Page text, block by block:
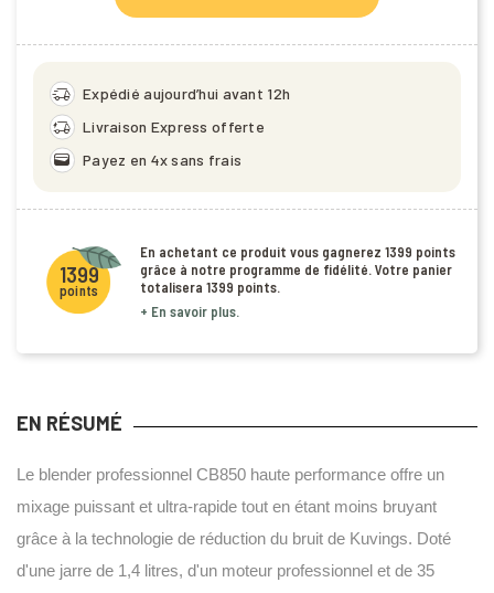
delivery_truck_speed Expédié aujourd’hui avant 12h
delivery_truck_bolt Livraison Express offerte
wallet Payez en 4x sans frais
1399
points
En achetant ce produit vous gagnerez 1399 points
grâce à notre programme de fidélité. Votre panier
totalisera 1399 points.
+ En savoir plus.
EN RÉSUMÉ
Le blender professionnel CB850 haute performance offre un
mixage puissant et ultra-rapide tout en étant moins bruyant
grâce à la technologie de réduction du bruit de Kuvings. Doté
d'une jarre de 1,4 litres, d'un moteur professionnel et de 35